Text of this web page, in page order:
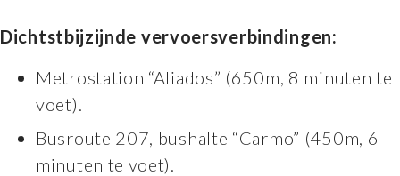
Dichtstbijzijnde vervoersverbindingen:
Metrostation “Aliados” (650m, 8 minuten te
voet).
Busroute 207, bushalte “Carmo” (450m, 6
minuten te voet).